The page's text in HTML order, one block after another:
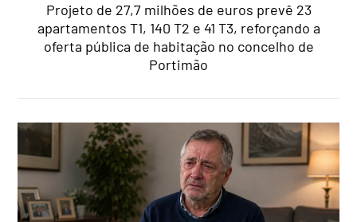
Projeto de 27,7 milhões de euros prevê 23
apartamentos T1, 140 T2 e 41 T3, reforçando a
oferta pública de habitação no concelho de
Portimão